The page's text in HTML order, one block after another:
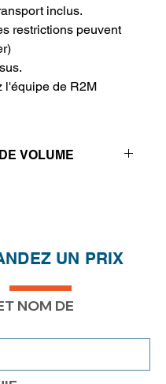
inclus.
restrictions peuvent
l'équipe de R2M
VOLUME
140.00$ 115.00$
UN PRIX
NOM DE